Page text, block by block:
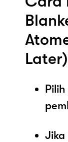
Later)
Jika